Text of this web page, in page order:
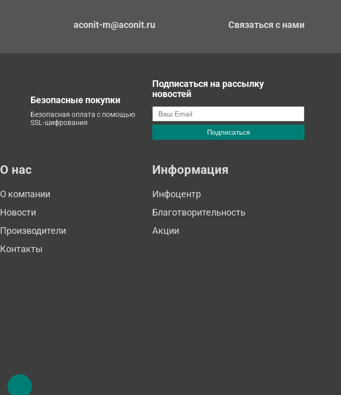
aconit-m@aconit.ru Связаться с нами
Безопасные покупки
Безопасная оплата с помощью
SSL-шифрования
Подписаться на рассылку
новостей
О нас
О компании
Новости
Производители
Контакты
Информация
Инфоцентр
Благотворительность
Акции